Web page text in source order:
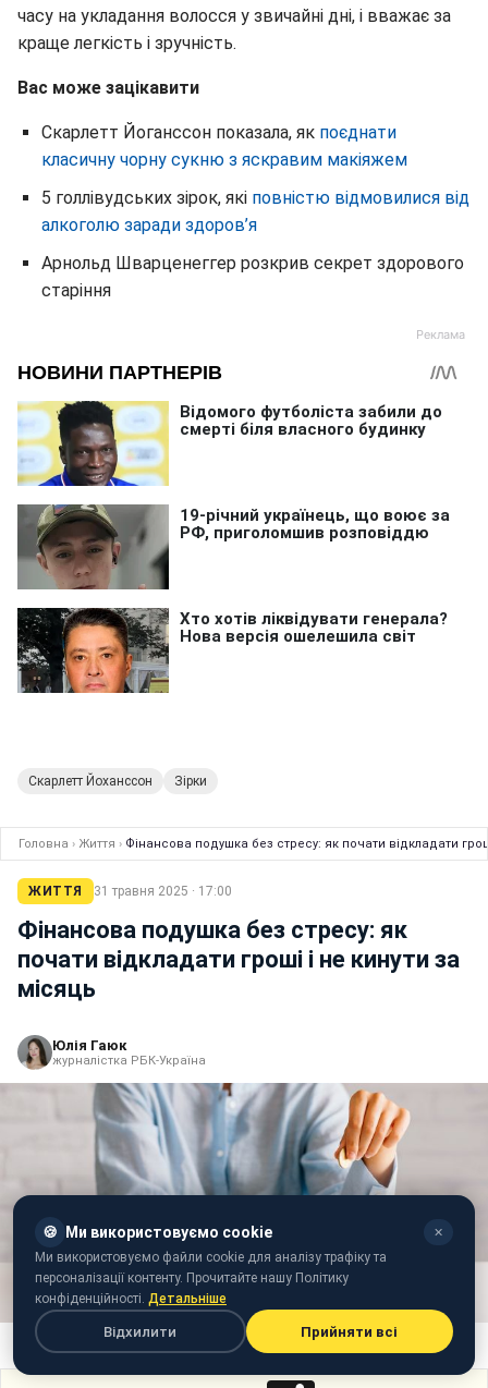
часу на укладання волосся у звичайні дні, і вважає за
краще легкість і зручність.
Вас може зацікавити
Скарлетт Йоганссон показала, як поєднати
класичну чорну сукню з яскравим макіяжем
5 голлівудських зірок, які повністю відмовилися від
алкоголю заради здоров’я
Арнольд Шварценеггер розкрив секрет здорового
старіння
Скарлетт Йоханссон Зірки
Головна › Життя › Фінансова подушка без стресу: як почати відкладати
ЖИТТЯ 31 травня 2025 · 17:00
Фінансова подушка без стресу: як
почати відкладати гроші і не кинути за
місяць
Юлія Гаюк
журналістка РБК-Україна
Як заощаджувати гроші на фінансову подушку (фото: Freepik)
🍪 Ми використовуємо cookie ✕
Ми використовуємо файли cookie для аналізу трафіку та
персоналізації контенту. Прочитайте нашу Політику
конфіденційності. Детальніше
Відхилити Прийняти всі